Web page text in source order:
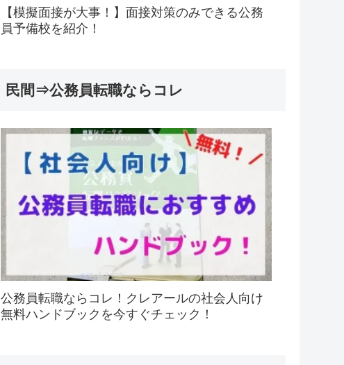
【模擬面接が大事！】面接対策のみできる公務
員予備校を紹介！
民間⇒公務員転職ならコレ
公務員転職ならコレ！クレアールの社会人向け
無料ハンドブックを今すぐチェック！